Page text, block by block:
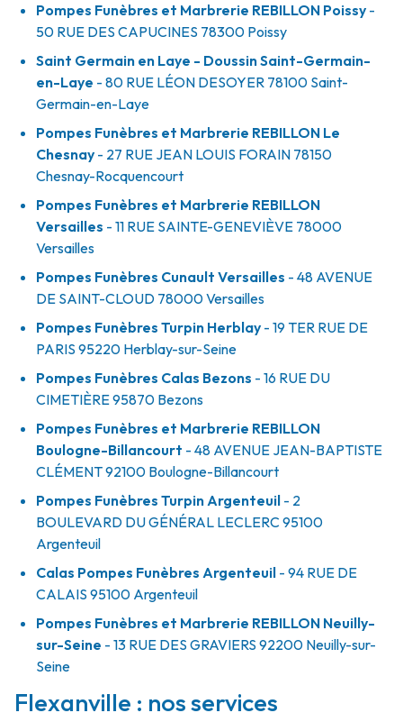
Pompes Funèbres et Marbrerie REBILLON Poissy -
50 RUE DES CAPUCINES 78300 Poissy
Saint Germain en Laye - Doussin Saint-Germain-
en-Laye - 80 RUE LÉON DESOYER 78100 Saint-
Germain-en-Laye
Pompes Funèbres et Marbrerie REBILLON Le
Chesnay - 27 RUE JEAN LOUIS FORAIN 78150
Chesnay-Rocquencourt
Pompes Funèbres et Marbrerie REBILLON
Versailles - 11 RUE SAINTE-GENEVIÈVE 78000
Versailles
Pompes Funèbres Cunault Versailles - 48 AVENUE
DE SAINT-CLOUD 78000Versailles
Pompes Funèbres Turpin Herblay - 19 TER RUE DE
PARIS 95220 Herblay-sur-Seine
Pompes Funèbres Calas Bezons - 16 RUE DU
CIMETIÈRE95870 Bezons
Pompes Funèbres et Marbrerie REBILLON
Boulogne-Billancourt - 48 AVENUE JEAN-BAPTISTE
CLÉMENT92100 Boulogne-Billancourt
Pompes Funèbres Turpin Argenteuil - 2
BOULEVARD DU GÉNÉRAL LECLERC95100
Argenteuil
Calas Pompes Funèbres Argenteuil - 94 RUE DE
CALAIS 95100 Argenteuil
Pompes Funèbres et Marbrerie REBILLON Neuilly-
sur-Seine - 13 RUE DES GRAVIERS 92200 Neuilly-sur-
Seine
Flexanville : nos services